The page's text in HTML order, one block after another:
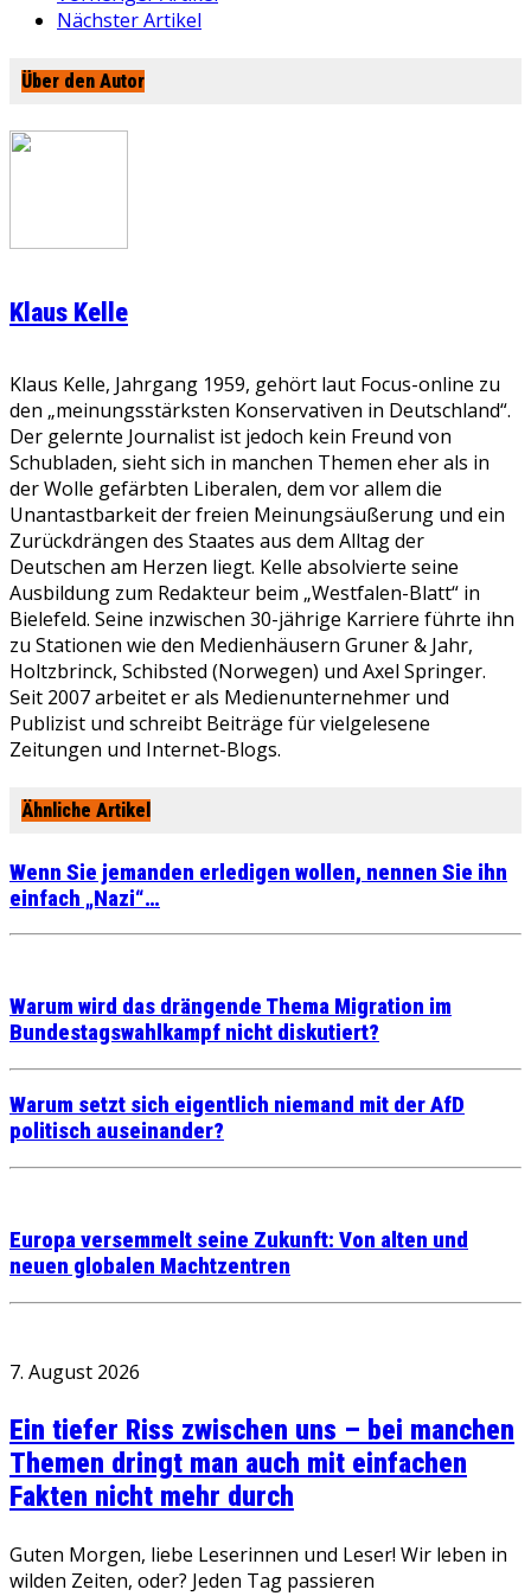
Nächster Artikel
Über den Autor
Klaus Kelle
Klaus Kelle, Jahrgang 1959, gehört laut Focus-online zu
den „meinungsstärksten Konservativen in Deutschland“.
Der gelernte Journalist ist jedoch kein Freund von
Schubladen, sieht sich in manchen Themen eher als in
der Wolle gefärbten Liberalen, dem vor allem die
Unantastbarkeit der freien Meinungsäußerung und ein
Zurückdrängen des Staates aus dem Alltag der
Deutschen am Herzen liegt. Kelle absolvierte seine
Ausbildung zum Redakteur beim „Westfalen-Blatt“ in
Bielefeld. Seine inzwischen 30-jährige Karriere führte ihn
zu Stationen wie den Medienhäusern Gruner & Jahr,
Holtzbrinck, Schibsted (Norwegen) und Axel Springer.
Seit 2007 arbeitet er als Medienunternehmer und
Publizist und schreibt Beiträge für vielgelesene
Zeitungen und Internet-Blogs.
Ähnliche Artikel
Wenn Sie jemanden erledigen wollen, nennen Sie ihn
einfach „Nazi“…
Warum wird das drängende Thema Migration im
Bundestagswahlkampf nicht diskutiert?
Warum setzt sich eigentlich niemand mit der AfD
politisch auseinander?
Europa versemmelt seine Zukunft: Von alten und
neuen globalen Machtzentren
7. August 2026
Ein tiefer Riss zwischen uns – bei manchen
Themen dringt man auch mit einfachen
Fakten nicht mehr durch
Guten Morgen, liebe Leserinnen und Leser! Wir leben in
wilden Zeiten, oder? Jeden Tag passieren